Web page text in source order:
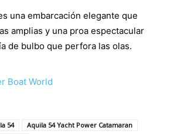
una embarcación elegante que
amplias y una proa espectacular
de bulbo que perfora las olas.
Boat World
54
Aquila 54 Yacht Power Catamaran